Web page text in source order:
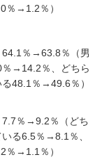
％→1.2％）
64.1％→63.8％（男
％→14.2％、どちら
48.1％→49.6％）
7.7％→9.2％（どち
る6.5％→8.1％、
％→1.1％）